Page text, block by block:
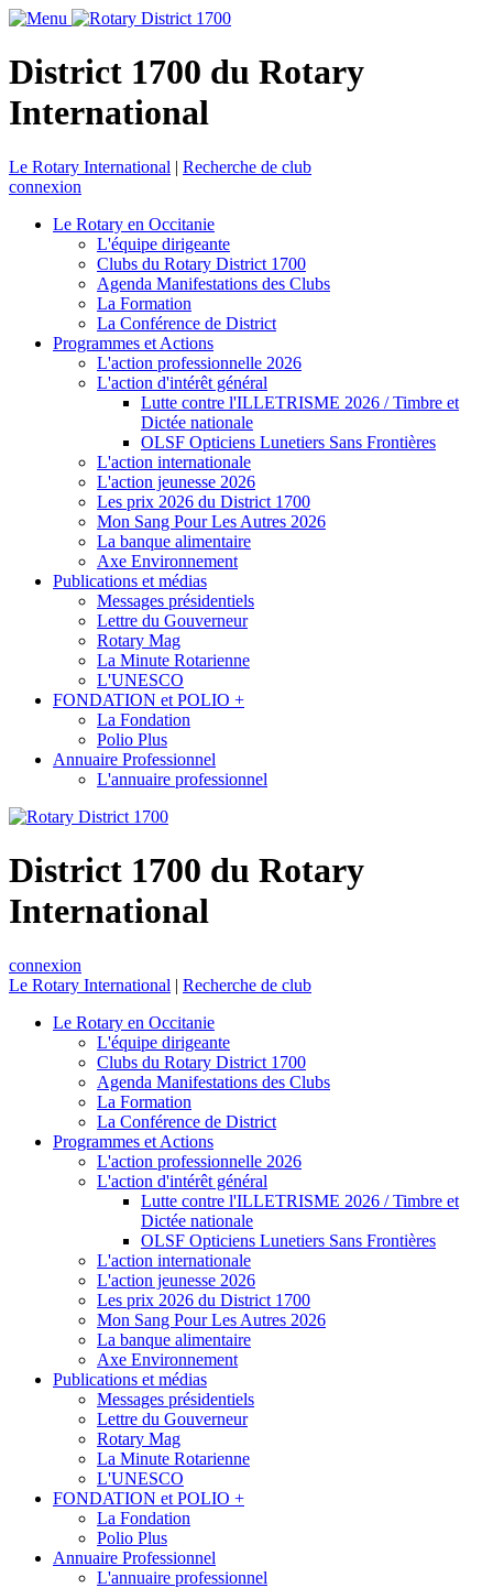
District 1700 du Rotary
International
Le Rotary International | Recherche de club
connexion
Le Rotary en Occitanie
L'équipe dirigeante
Clubs du Rotary District 1700
Agenda Manifestations des Clubs
La Formation
La Conférence de District
Programmes et Actions
L'action professionnelle 2026
L'action d'intérêt général
Lutte contre l'ILLETRISME 2026 / Timbre et
Dictée nationale
OLSF Opticiens Lunetiers Sans Frontières
L'action internationale
L'action jeunesse 2026
Les prix 2026 du District 1700
Mon Sang Pour Les Autres 2026
La banque alimentaire
Axe Environnement
Publications et médias
Messages présidentiels
Lettre du Gouverneur
Rotary Mag
La Minute Rotarienne
L'UNESCO
FONDATION et POLIO +
La Fondation
Polio Plus
Annuaire Professionnel
L'annuaire professionnel
District 1700 du Rotary
International
connexion
Le Rotary International | Recherche de club
Le Rotary en Occitanie
L'équipe dirigeante
Clubs du Rotary District 1700
Agenda Manifestations des Clubs
La Formation
La Conférence de District
Programmes et Actions
L'action professionnelle 2026
L'action d'intérêt général
Lutte contre l'ILLETRISME 2026 / Timbre et
Dictée nationale
OLSF Opticiens Lunetiers Sans Frontières
L'action internationale
L'action jeunesse 2026
Les prix 2026 du District 1700
Mon Sang Pour Les Autres 2026
La banque alimentaire
Axe Environnement
Publications et médias
Messages présidentiels
Lettre du Gouverneur
Rotary Mag
La Minute Rotarienne
L'UNESCO
FONDATION et POLIO +
La Fondation
Polio Plus
Annuaire Professionnel
L'annuaire professionnel